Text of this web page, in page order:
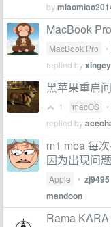
by
MacBook
MacBook Pro •
replied byxingcy
黑苹果重启
1 macOS •
replied by
m1 mba 每
因为出现问
Apple • zj9495
mandoon
Rama KARA